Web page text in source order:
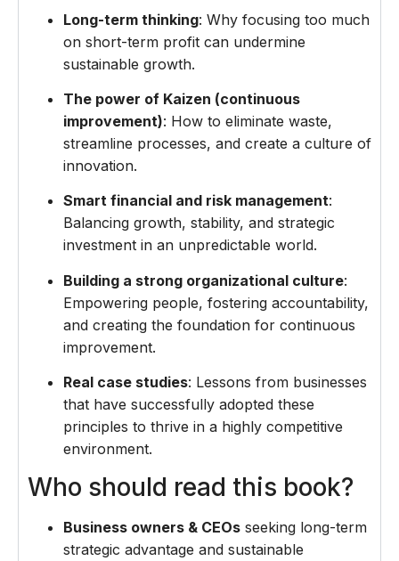
Long-term thinking: Why focusing too much
on short-term profit can undermine
sustainable growth.
The power of Kaizen (continuous
improvement): How to eliminate waste,
streamline processes, and create a culture of
innovation.
Smart financial and risk management:
Balancing growth, stability, and strategic
investment in an unpredictable world.
Building a strong organizational culture:
Empowering people, fostering accountability,
and creating the foundation for continuous
improvement.
Real case studies: Lessons from businesses
that have successfully adopted these
principles to thrive in a highly competitive
environment.
Who should read this book?
Business owners & CEOs seeking long-term
strategic advantage and sustainable